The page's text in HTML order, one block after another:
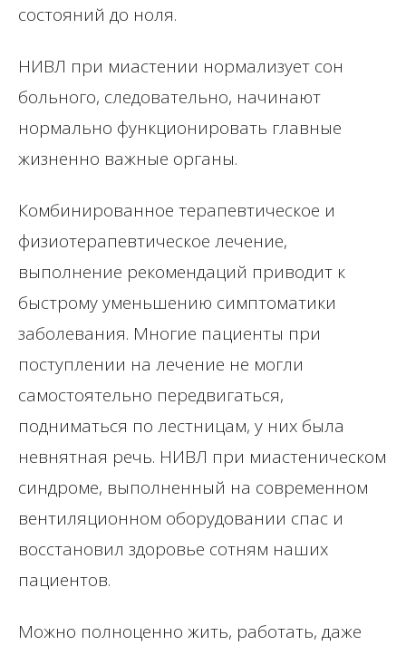
состояний до ноля.
НИВЛ при миастении нормализует сон
больного, следовательно, начинают
нормально функционировать главные
жизненно важные органы.
Комбинированное терапевтическое и
физиотерапевтическое лечение,
выполнение рекомендаций приводит к
быстрому уменьшению симптоматики
заболевания. Многие пациенты при
поступлении на лечение не могли
самостоятельно передвигаться,
подниматься по лестницам, у них была
невнятная речь. НИВЛ при миастеническом
синдроме, выполненный на современном
вентиляционном оборудовании спас и
восстановил здоровье сотням наших
пациентов.
Можно полноценно жить, работать, даже